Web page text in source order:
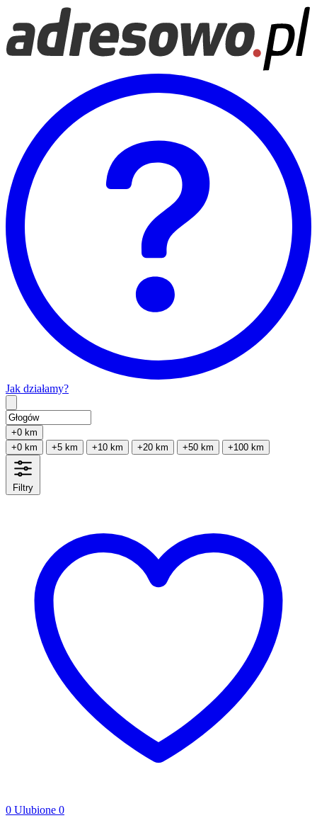
Jak działamy?
+0 km
+0 km
+5 km +10 km +20 km +50 km +100 km
Filtry
0 Ulubione 0